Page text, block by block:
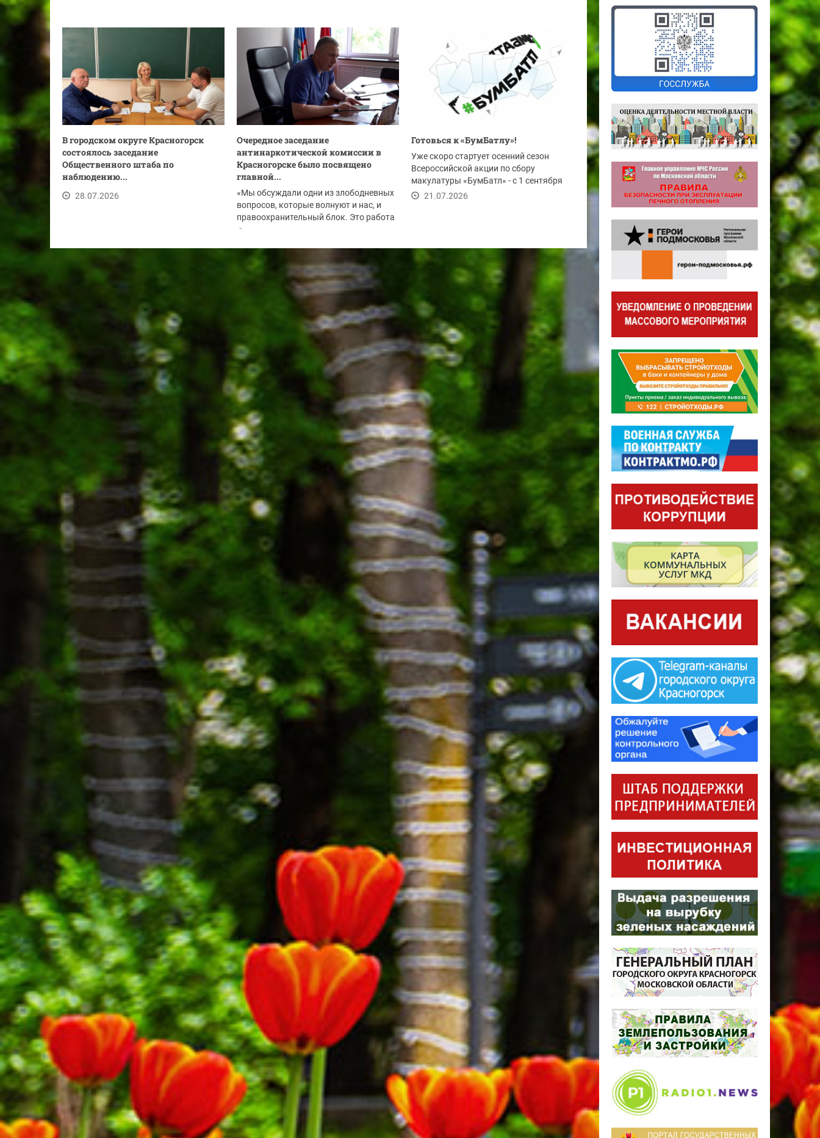
В городском округе Красногорск
состоялось заседание
Общественного штаба по
наблюдению...
28.07.2026
Очередное заседание
антинаркотической комиссии в
Красногорске было посвящено
главной...
«Мы обсуждали одни из злободневных
вопросов, которые волнуют и нас, и
правоохранительный блок. Это работа
по...
Готовься к «БумБатлу»!
Уже скоро стартует осенний сезон
Всероссийской акции по сбору
макулатуры «БумБатл» - с 1 сентября
по 30 ноября. Акция...
21.07.2026